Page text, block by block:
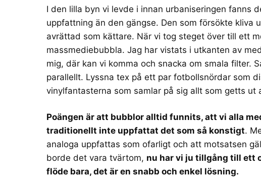
I den lilla byn vi levde i innan urbaniseringen fanns
uppfattning än den gängse. Den som försökte
avrättad som kättare. När vi tog steget över till ett
massmediebubbla. Jag har vistats i utkanten av
mig, där kan vi komma och snacka om smala filter.
parallellt. Lyssna tex på ett par fotbollsnördar som
vinylfantasterna som samlar på sig allt som getts ut
Poängen är att bubblor alltid funnits, att vi alla
traditionellt inte uppfattat det som så konstigt.
analoga uppfattas som ofarligt och att motsatsen
borde det vara tvärtom, nu har vi ju tillgång till ett
flöde bara, det är en snabb och enkel lösning.